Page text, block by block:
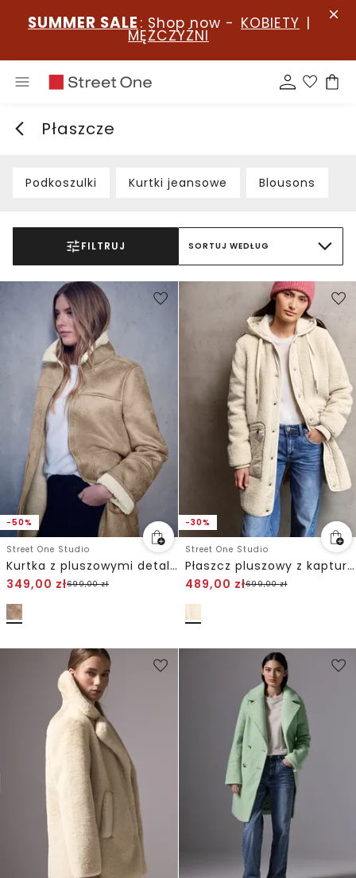
SUMMER SALE : Shop now - KOBIETY |
MĘŻCZYŹNI
Płaszcze
Podkoszulki Kurtki jeansowe Blousons
FILTRUJ SORTUJ WEDŁUG
-50%
Street One Studio
Kurtka z pluszowymi detalami
349,00 zł699,00zł
-30%
Street One Studio
Płaszcz pluszowy z kapturem
489,00 zł699,00zł